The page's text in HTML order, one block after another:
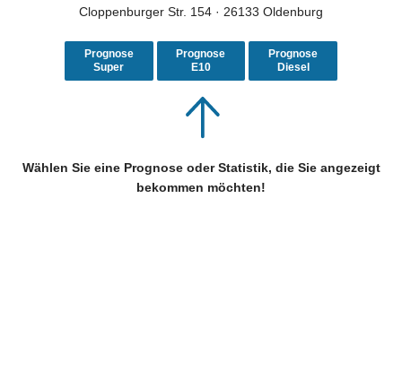
Cloppenburger Str. 154 · 26133 Oldenburg
Prognose
Super
Prognose
E10
Prognose
Diesel
Wählen Sie eine Prognose oder Statistik, die Sie angezeigt
bekommen möchten!